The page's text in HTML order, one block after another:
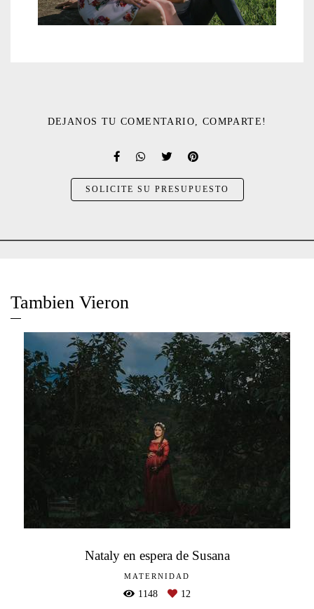
DEJANOS TU COMENTARIO, COMPARTE!
SOLICITE SU PRESUPUESTO
Tambien Vieron
Nataly en espera de Susana
MATERNIDAD
1148 12